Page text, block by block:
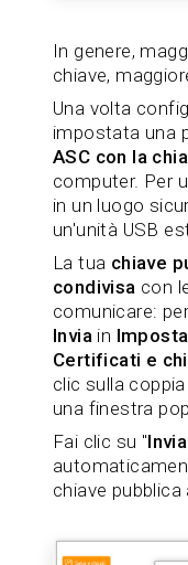
In genere,
chiave,
Una volta
impostata una
ASC con la
computer. Per
in un luogo
un'unità USB
La tua chiave
condivisa con
comunicare:
Invia in
Certificati e
clic sulla
una finestra
Fai clic su "Invia
chiave pubblica